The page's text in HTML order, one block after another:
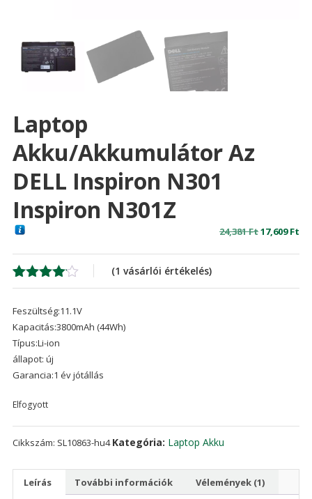
Laptop
Akku/akkumulátor Az
DELL Inspiron N301
Inspiron N301Z
24,381FtOriginal
17,609Ft
Értékelés
5-ből,
1
értékelés
alapján
(1 vásárlói értékelés)
Feszültség:11.1V
Kapacitás:3800mAh (44Wh)
Típus:Li-ion
állapot: új
Garancia:1 év jótállás
Elfogyott
Cikkszám: SL10863-hu4 Kategória: Laptop Akku
Leírás További információk Vélemények (1)